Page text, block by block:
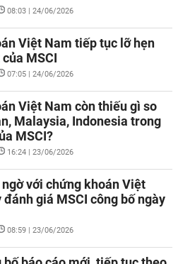
08:03 | 24/06/2026
Việt Nam tiếp tục lỡ hẹn
MSCI
07:05 | 24/06/2026
Việt Nam còn thiếu gì so
Malaysia, Indonesia trong
MSCI?
16:24 | 23/06/2026
ngờ với chứng khoán Việt
giá MSCI công bố ngày
08:59 | 23/06/2026